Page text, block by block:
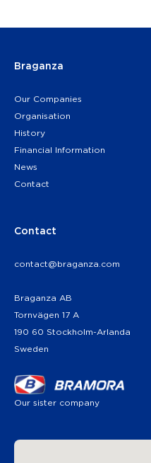
Braganza
Our Companies
Organisation
History
Financial Information
News
Contact
Contact
contact@braganza.com
Braganza AB
Tornvägen 17 A
190 60 Stockholm-Arlanda
Sweden
Our sister company